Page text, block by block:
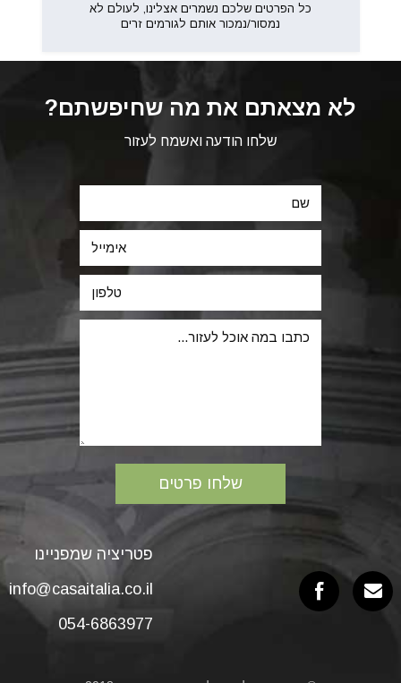
כל הפרטים שלכם נשמרים אצלינו, לעולם לא
נמסור/נמכור אותם לגורמים זרים
לא מצאתם את מה שחיפשתם?
שלחו הודעה ואשמח לעזור
פטריציה שמפניינו
info@casaitalia.co.il
054-6863977